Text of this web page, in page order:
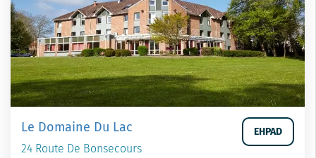
Le Domaine Du Lac
24 Route De Bonsecours
EHPAD